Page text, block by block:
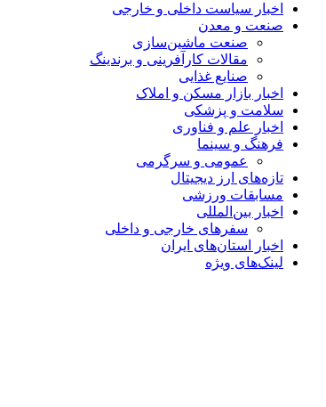
اخبار سیاست داخلی و خارجی
صنعت و معدن
صنعت ماشین‌سازی
مقالات کارآفرینی و برندینگ
صنایع غذایی
اخبار بازار مسکن و املاک
سلامت و پزشکی
اخبار علم و فناوری
فرهنگ و سینما
عمومی و سرگرمی
تازه‌های ارز دیجیتال
مسابقات ورزشی
اخبار بین‌المللی
سفرهای خارجی و داخلی
اخبار استان‌های ایران
لینک‌های ویژه